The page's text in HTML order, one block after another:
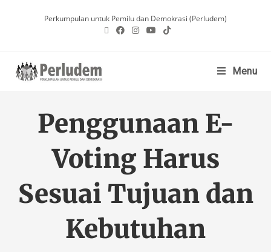
Perkumpulan untuk Pemilu dan Demokrasi (Perludem)
Menu
Penggunaan E-
Voting Harus
Sesuai Tujuan dan
Kebutuhan